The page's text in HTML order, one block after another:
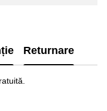
Returnare